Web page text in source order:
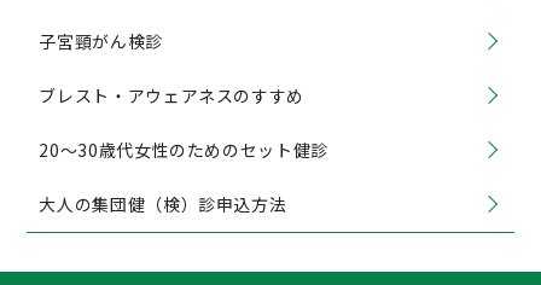
子宮頸がん検診
ブレスト・アウェアネスのすすめ
20〜30歳代女性のためのセット健診
大人の集団健（検）診申込方法